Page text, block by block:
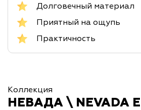
Долговечный материал
Приятный на ощупь
Практичность
Коллекция
НЕВАДА \ NEVADA